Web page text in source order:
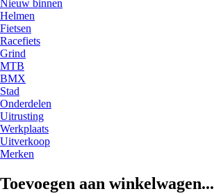
Nieuw binnen
Helmen
Fietsen
Racefiets
Grind
MTB
BMX
Stad
Onderdelen
Uitrusting
Werkplaats
Uitverkoop
Merken
Toevoegen aan winkelwagen...